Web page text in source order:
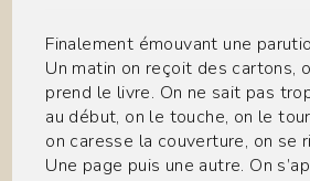
publication :
Finalement émouvant une
Un matin on reçoit des cartons,
prend le livre. On ne sait pas
au début, on le touche, on le
on caresse la couverture, on se
Une page puis une autre. On